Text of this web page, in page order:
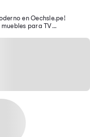
en Oechsle.pe!
para TV